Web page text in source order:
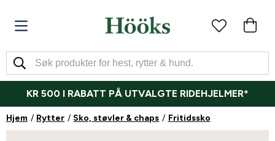
KR 500 I RABATT PÅ UTVALGTE RIDEHJELMER*
Hjem Rytter Sko, støvler & chaps Fritidssko